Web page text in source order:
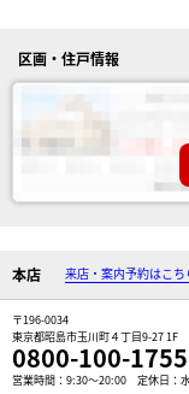
区画・住戸情報
本店 来店・案内予約はこち
〒196-0034
東京都昭島市玉川町４丁目9-27 1F
0800-100-1755
営業時間：9:30～20:00 定休日：